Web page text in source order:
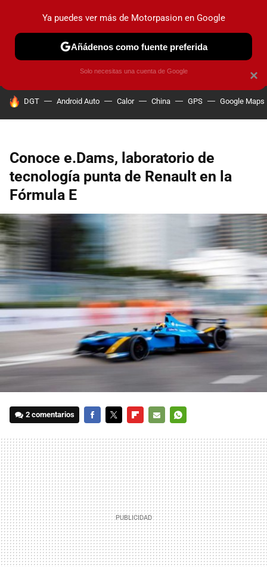
PRUEBAS COCHES ELÉCTRICOS OBSERVATORIO
HOY SE HABLA DE
DGT Android Auto Calor China GPS Google Maps
Conoce e.Dams, laboratorio de
tecnología punta de Renault en la
Fórmula E
2 comentarios
MAIL
×
Ya puedes ver más de Motorpasion en Google
Añádenos como fuente preferida
Solo necesitas una cuenta de Google